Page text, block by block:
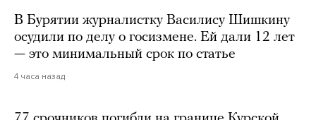
В Бурятии журналистку Василису Шишкину
осудили по делу о госизмене. Ей дали 12 лет
— это минимальный срок по статье
4 часа назад